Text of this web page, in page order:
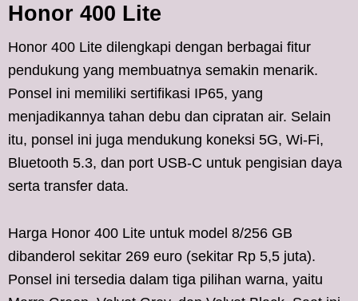
Honor 400 Lite
Honor 400 Lite dilengkapi dengan berbagai fitur
pendukung yang membuatnya semakin menarik.
Ponsel ini memiliki sertifikasi IP65, yang
menjadikannya tahan debu dan cipratan air. Selain
itu, ponsel ini juga mendukung koneksi 5G, Wi-Fi,
Bluetooth 5.3, dan port USB-C untuk pengisian daya
serta transfer data.
Harga Honor 400 Lite untuk model 8/256 GB
dibanderol sekitar 269 euro (sekitar Rp 5,5 juta).
Ponsel ini tersedia dalam tiga pilihan warna, yaitu